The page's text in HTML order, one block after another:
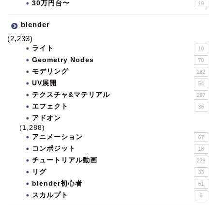
30万円台〜 19
blender
(2,233)
ライト 10
Geometry Nodes 70
モデリング 282
UV展開 54
テクスチャ&マテリアル 297
エフェクト 36
アドオン
(1,288)
アニメーション
67
コンポジット 18
チュートリアル動画 229
リグ 33
blender初心者 51
スカルプト 6